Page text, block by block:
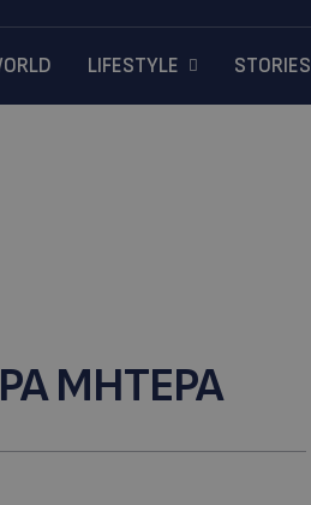
LIFESTYLE STORIES
ΜΗΤΕΡΑ